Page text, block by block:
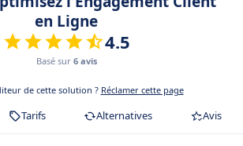
en Ligne
4.5
Basé sur 6 avis
de cette solution ? Réclamer cette page
Tarifs Alternatives Avis